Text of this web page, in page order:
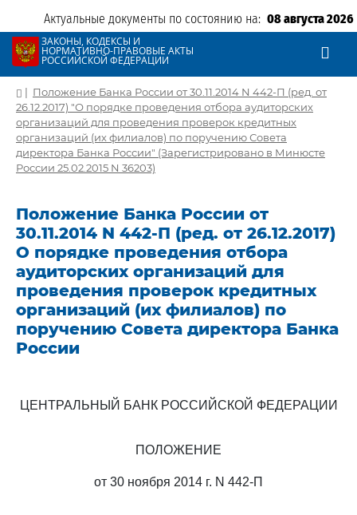
Актуальные документы по состоянию на: 08 августа 2026
ЗАКОНЫ, КОДЕКСЫ И
НОРМАТИВНО-ПРАВОВЫЕ АКТЫ
РОССИЙСКОЙ ФЕДЕРАЦИИ
| Положение Банка России от 30.11.2014 N 442-П (ред. от
26.12.2017) "О порядке проведения отбора аудиторских
организаций для проведения проверок кредитных
организаций (их филиалов) по поручению Совета
директора Банка России" (Зарегистрировано в Минюсте
России 25.02.2015 N 36203)
Положение Банка России от
30.11.2014 N 442-П (ред. от 26.12.2017)
О порядке проведения отбора
аудиторских организаций для
проведения проверок кредитных
организаций (их филиалов) по
поручению Совета директора Банка
России
ЦЕНТРАЛЬНЫЙ БАНК РОССИЙСКОЙ ФЕДЕРАЦИИ
ПОЛОЖЕНИЕ
от 30 ноября 2014 г. N 442-П